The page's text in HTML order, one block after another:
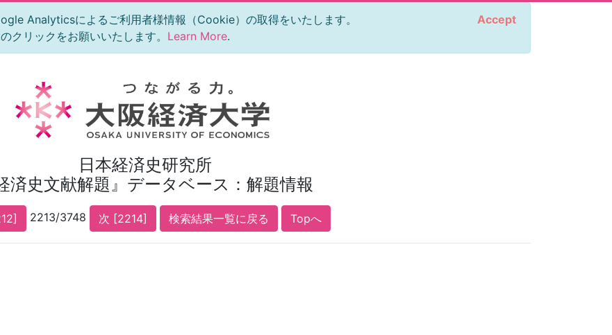
Analyticsによるご利用者様情報（Cookie）の取得をいたします。
クリックをお願いいたします。 Learn More.
Accept
日本経済史研究所
済史文献解題』データベース：解題情報
2213/3748 次 [2214] 検索結果一覧に戻る Topへ